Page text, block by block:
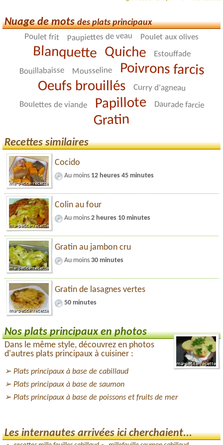
Nuage de motsdes plats principaux
Poulet frit Paupiettes de veau Poulet aux olives
Blanquette Quiche Estouffade
Bouillabaisse Mousseline Poivrons farcis
Oeufs brouillés Curry d'agneau
Boulettes de viande Papillote Daurade farcie
Gratin
Recettes similaires
Cocido
Au moins 12 heures 45 minutes
Colin au four
Au moins 2 heures 10 minutes
Gratin au jambon cru
Au moins 30 minutes
Gratin de lasagnes vertes
50 minutes
Nos plats principaux en photos
Dans le même style, découvrez en photos
d'autres plats principaux à cuisiner :
Plats principaux à base de cabillaud
Plats principaux à base de saumon
Plats principaux à base de poissons et fruits de mer
Les internautes arrivées ici cherchaient...